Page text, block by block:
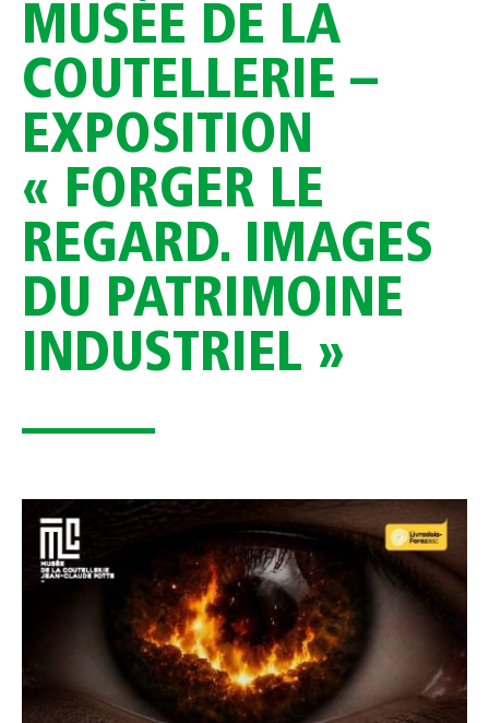
MUSÉE DE LA
COUTELLERIE –
EXPOSITION
« FORGER LE
REGARD. IMAGES
DU PATRIMOINE
INDUSTRIEL »